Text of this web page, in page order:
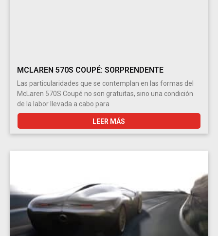
MCLAREN 570S COUPÉ: SORPRENDENTE
Las particularidades que se contemplan en las formas del
McLaren 570S Coupé no son gratuitas, sino una condición
de la labor llevada a cabo para
LEER MÁS